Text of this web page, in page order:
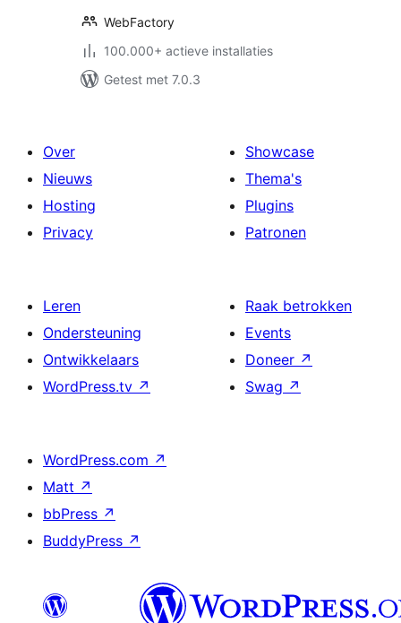
WebFactory
100.000+ actieve installaties
Getest met 7.0.3
Over
Nieuws
Hosting
Privacy
Showcase
Thema's
Plugins
Patronen
Leren
Ondersteuning
Ontwikkelaars
WordPress.tv ↗
Raak betrokken
Events
Doneer ↗
Swag ↗
WordPress.com ↗
Matt ↗
bbPress ↗
BuddyPress ↗